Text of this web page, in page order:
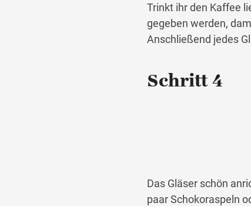
Trinkt ihr den Kaffee
gegeben werden,
Anschließend jedes
Schritt 4
Das Gläser schön
paar Schokoraspeln